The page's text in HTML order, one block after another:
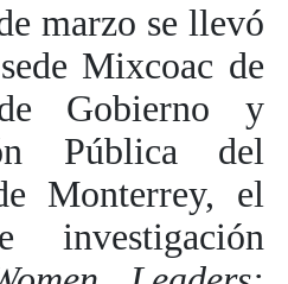
marzo se llevó
Mixcoac de
Gobierno y
Pública del
Monterrey, el
investigación